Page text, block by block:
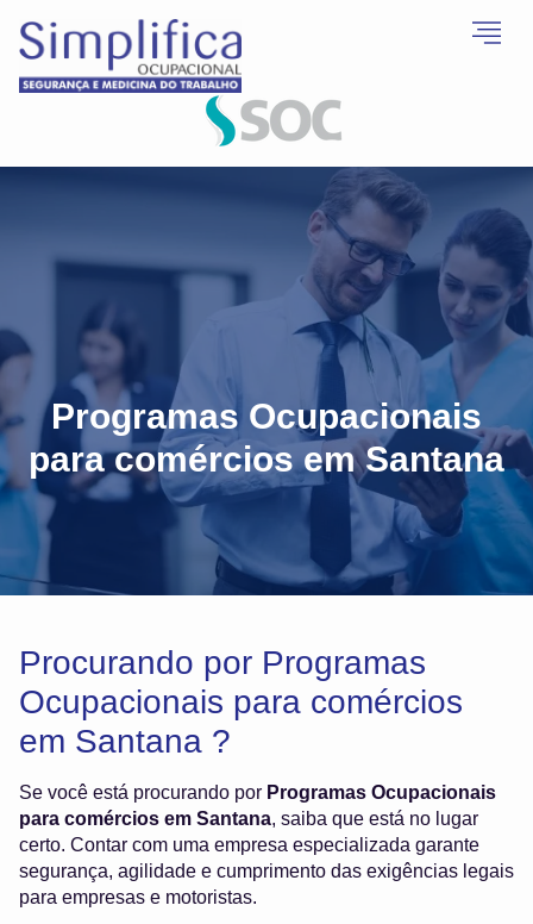
Programas Ocupacionais
para comércios em Santana
Procurando por Programas
Ocupacionais para comércios
em Santana ?
Se você está procurando por Programas Ocupacionais
para comércios em Santana, saiba que está no lugar
certo. Contar com uma empresa especializada garante
segurança, agilidade e cumprimento das exigências legais
para empresas e motoristas.